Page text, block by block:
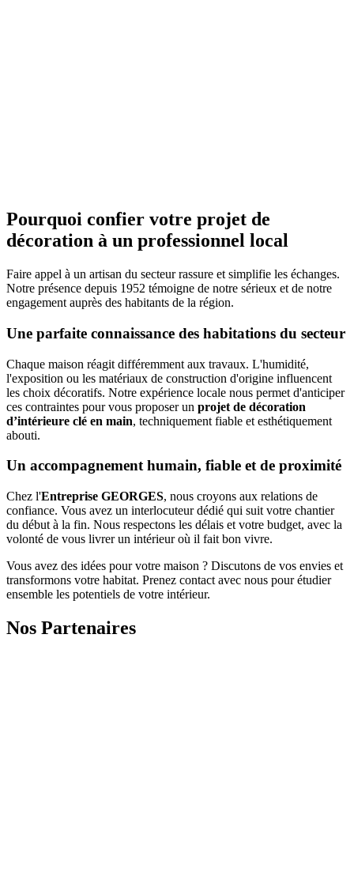
Pourquoi confier votre projet de
décoration à un professionnel local
Faire appel à un artisan du secteur rassure et simplifie les échanges.
Notre présence depuis 1952 témoigne de notre sérieux et de notre
engagement auprès des habitants de la région.
Une parfaite connaissance des habitations du secteur
Chaque maison réagit différemment aux travaux. L'humidité,
l'exposition ou les matériaux de construction d'origine influencent
les choix décoratifs. Notre expérience locale nous permet d'anticiper
ces contraintes pour vous proposer un projet de décoration
d’intérieure clé en main, techniquement fiable et esthétiquement
abouti.
Un accompagnement humain, fiable et de proximité
Chez l'Entreprise GEORGES, nous croyons aux relations de
confiance. Vous avez un interlocuteur dédié qui suit votre chantier
du début à la fin. Nous respectons les délais et votre budget, avec la
volonté de vous livrer un intérieur où il fait bon vivre.
Vous avez des idées pour votre maison ? Discutons de vos envies et
transformons votre habitat. Prenez contact avec nous pour étudier
ensemble les potentiels de votre intérieur.
Nos Partenaires